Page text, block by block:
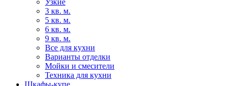
Узкие
3 кв. м.
5 кв. м.
6 кв. м.
9 кв. м.
Все для кухни
Варианты отделки
Мойки и смесители
Техника для кухни
Шкафы-купе